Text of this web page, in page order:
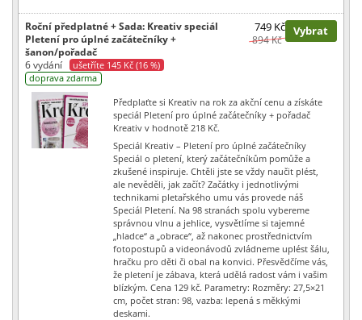
Roční předplatné + Sada: Kreativ speciál
Pletení pro úplné začátečníky +
šanon/pořadač
6 vydání
ušetříte 145 Kč (16 %)
doprava zdarma
749 Kč
894 Kč
Vybrat
Předplaťte si Kreativ na rok za akční cenu a získáte
speciál Pletení pro úplné začátečníky + pořadač
Kreativ v hodnotě 218 Kč.
Speciál Kreativ – Pletení pro úplné začátečníky
Speciál o pletení, který začátečníkům pomůže a
zkušené inspiruje. Chtěli jste se vždy naučit plést,
ale nevěděli, jak začít? Začátky i jednotlivými
technikami pletařského umu vás provede náš
Speciál Pletení. Na 98 stranách spolu vybereme
správnou vlnu a jehlice, vysvětlíme si tajemné
„hladce“ a „obrace“, až nakonec prostřednictvím
fotopostupů a videonávodů zvládneme uplést šálu,
hračku pro děti či obal na konvici. Přesvědčíme vás,
že pletení je zábava, která udělá radost vám i vašim
blízkým. Cena 129 kč. Parametry: Rozměry: 27,5×21
cm, počet stran: 98, vazba: lepená s měkkými
deskami.